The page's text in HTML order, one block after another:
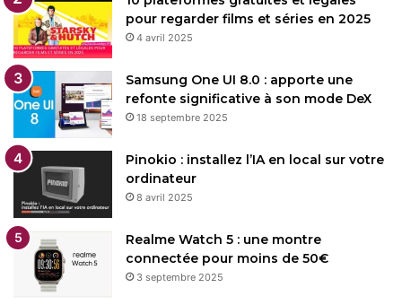
pour regarder films et séries en 2025
4 avril 2025
Samsung One UI 8.0 : apporte une
refonte significative à son mode DeX
18 septembre 2025
Pinokio : installez l’IA en local sur votre
ordinateur
8 avril 2025
Realme Watch 5 : une montre
connectée pour moins de 50€
3 septembre 2025